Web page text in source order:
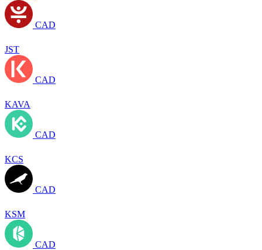
CAD
JST
CAD
KAVA
CAD
KCS
CAD
KSM
CAD